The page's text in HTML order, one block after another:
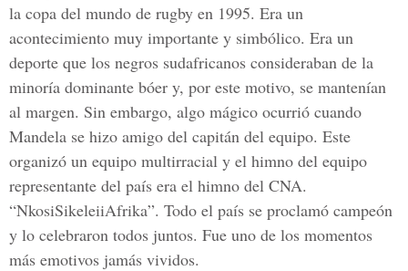
la copa del mundo de rugby en 1995. Era un
acontecimiento muy importante y simbólico. Era un
deporte que los negros sudafricanos consideraban de la
minoría dominante bóer y, por este motivo, se mantenían
al margen. Sin embargo, algo mágico ocurrió cuando
Mandela se hizo amigo del capitán del equipo. Este
organizó un equipo multirracial y el himno del equipo
representante del país era el himno del CNA.
“NkosiSikeleiiAfrika”. Todo el país se proclamó campeón
y lo celebraron todos juntos. Fue uno de los momentos
más emotivos jamás vividos.